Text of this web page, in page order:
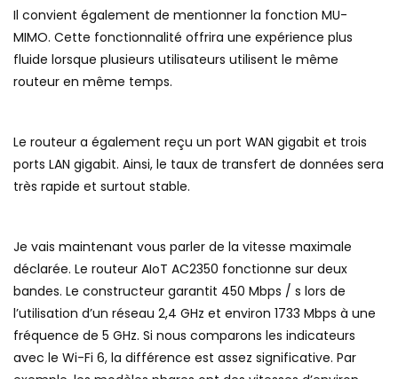
Il convient également de mentionner la fonction MU-
MIMO. Cette fonctionnalité offrira une expérience plus
fluide lorsque plusieurs utilisateurs utilisent le même
routeur en même temps.
Le routeur a également reçu un port WAN gigabit et trois
ports LAN gigabit. Ainsi, le taux de transfert de données sera
très rapide et surtout stable.
Je vais maintenant vous parler de la vitesse maximale
déclarée. Le routeur AIoT AC2350 fonctionne sur deux
bandes. Le constructeur garantit 450 Mbps / s lors de
l’utilisation d’un réseau 2,4 GHz et environ 1733 Mbps à une
fréquence de 5 GHz. Si nous comparons les indicateurs
avec le Wi-Fi 6, la différence est assez significative. Par